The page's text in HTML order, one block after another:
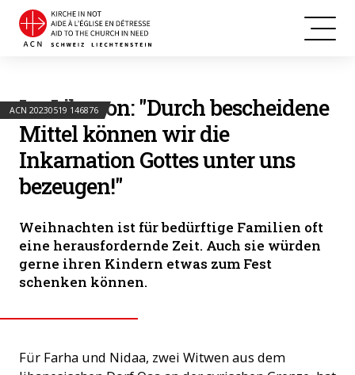
ACN 20230519 146876
Im Libanon: "Durch bescheidene
Mittel können wir die
Inkarnation Gottes unter uns
bezeugen!"
Weihnachten ist für bedürftige Familien oft
eine herausfordernde Zeit. Auch sie würden
gerne ihren Kindern etwas zum Fest
schenken können.
Für Farha und Nidaa, zwei Witwen aus dem